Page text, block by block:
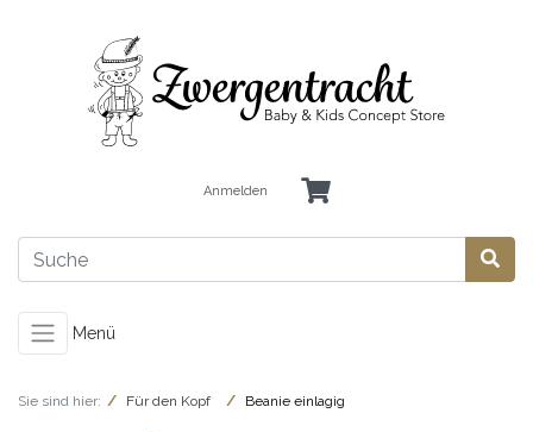
Anmelden
Menü
Sie sind hier: Für den Kopf Beanie einlagig